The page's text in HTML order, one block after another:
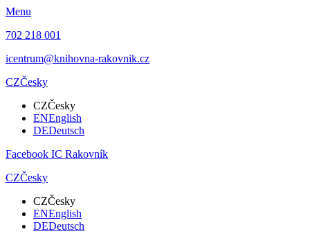
Menu
702 218 001
icentrum@knihovna-rakovnik.cz
CZČesky
CZČesky
ENEnglish
DEDeutsch
Facebook IC Rakovník
CZČesky
CZČesky
ENEnglish
DEDeutsch